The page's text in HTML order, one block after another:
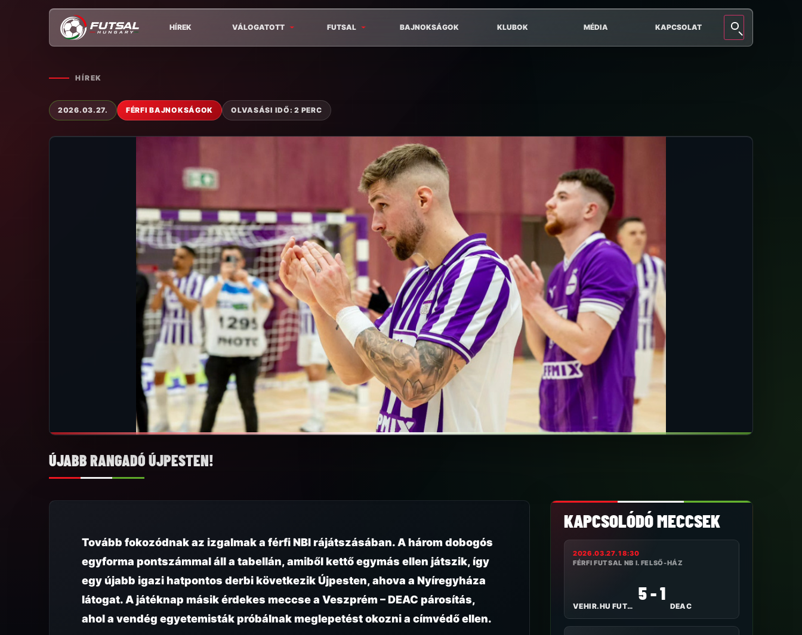
HÍREK VÁLOGATOTT FUTSAL BAJNOKSÁGOK KLUBOK MÉDIA KAPCSOLAT
HÍREK
2026.03.27. FÉRFI BAJNOKSÁGOK OLVASÁSI IDŐ: 2 PERC
ÚJABB RANGADÓ ÚJPESTEN!
Tovább fokozódnak az izgalmak a férfi NBI rájátszásában. A három dobogós
egyforma pontszámmal áll a tabellán, amiből kettő egymás ellen játszik, így
egy újabb igazi hatpontos derbi következik Újpesten, ahova a Nyíregyháza
látogat. A játéknap másik érdekes meccse a Veszprém – DEAC párosítás,
ahol a vendég egyetemisták próbálnak meglepetést okozni a címvédő ellen.
KAPCSOLÓDÓ MECCSEK
2026.03.27. 18:30
FÉRFI FUTSAL NB I. FELSŐ-HÁZ
VEHIR.HU FUTSAL VESZPRÉM
5 - 1
DEAC